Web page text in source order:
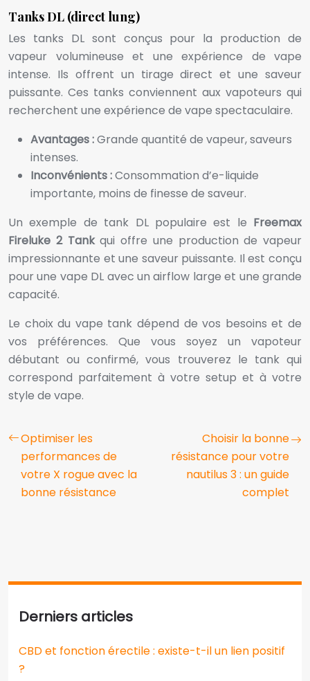
Tanks DL (direct lung)
Les tanks DL sont conçus pour la production de
vapeur volumineuse et une expérience de vape
intense. Ils offrent un tirage direct et une saveur
puissante. Ces tanks conviennent aux vapoteurs qui
recherchent une expérience de vape spectaculaire.
Avantages :Grande quantité de vapeur, saveurs
intenses.
Inconvénients :Consommation d’e-liquide
importante, moins de finesse de saveur.
Un exemple de tank DL populaire est le Freemax
Fireluke 2 Tankqui offre une production de vapeur
impressionnante et une saveur puissante. Il est conçu
pour une vape DL avec un airflow large et une grande
capacité.
Le choix du vape tank dépend de vos besoins et de
vos préférences. Que vous soyez un vapoteur
débutant ou confirmé, vous trouverez le tank qui
correspond parfaitement à votre setup et à votre
style de vape.
Optimiser les
performances de
votre X rogue avec la
bonne résistance
Choisir la bonne
résistance pour votre
nautilus 3 : un guide
complet
Derniers articles
CBD et fonction érectile : existe-t-il un lien positif
?